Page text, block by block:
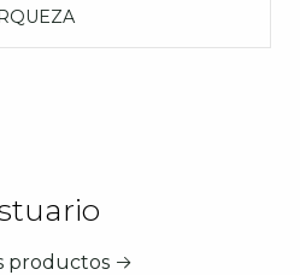
productos